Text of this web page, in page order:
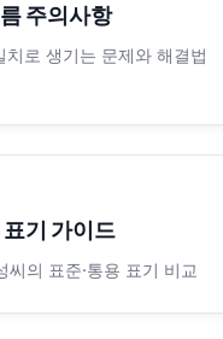
주의사항
치로 생기는 문제와 해결법
기 가이드
씨의 표준·통용 표기 비교